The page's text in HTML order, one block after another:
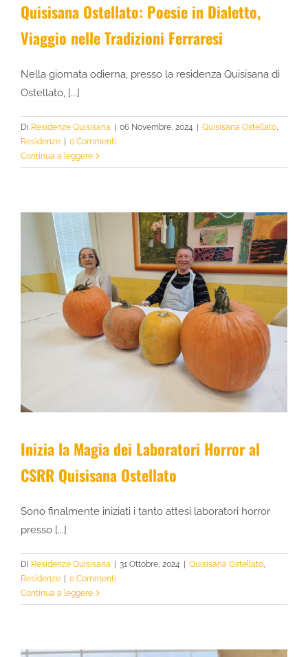
Quisisana Ostellato: Poesie in Dialetto,
Viaggio nelle Tradizioni Ferraresi
Nella giornata odierna, presso la residenza Quisisana di
Ostellato, [...]
Di Residenze Quisisana 06 Novembre, 2024 Quisisana Ostellato,
Residenze
0 Commenti
Continua a leggere
Inizia la Magia dei Laboratori Horror al
CSRR Quisisana Ostellato
Sono finalmente iniziati i tanto attesi laboratori horror
presso [...]
Di Residenze Quisisana 31 Ottobre, 2024 Quisisana Ostellato,
Residenze
0 Commenti
Continua a leggere